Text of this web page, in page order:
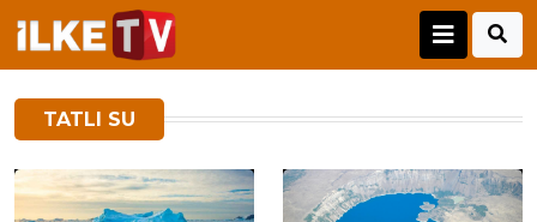
TATLI SU